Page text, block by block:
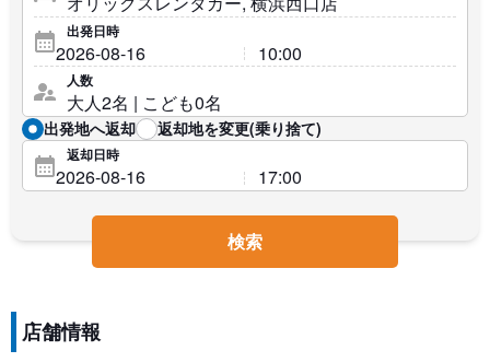
出発日時
人数
出発地へ返却 返却地を変更(乗り捨て)
返却日時
検索
店舗情報